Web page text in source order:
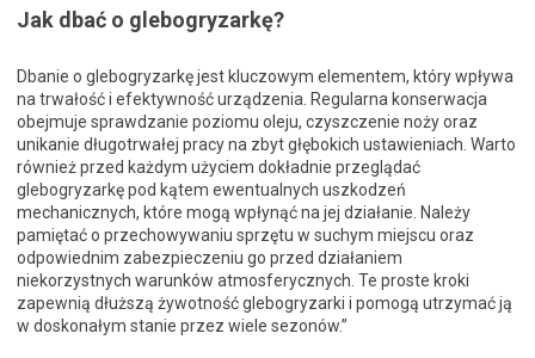
Jak dbać o glebogryzarkę?
Dbanie o glebogryzarkę jest kluczowym elementem, który wpływa
na trwałość i efektywność urządzenia. Regularna konserwacja
obejmuje sprawdzanie poziomu oleju, czyszczenie noży oraz
unikanie długotrwałej pracy na zbyt głębokich ustawieniach. Warto
również przed każdym użyciem dokładnie przeglądać
glebogryzarkę pod kątem ewentualnych uszkodzeń
mechanicznych, które mogą wpłynąć na jej działanie. Należy
pamiętać o przechowywaniu sprzętu w suchym miejscu oraz
odpowiednim zabezpieczeniu go przed działaniem
niekorzystnych warunków atmosferycznych. Te proste kroki
zapewnią dłuższą żywotność glebogryzarki i pomogą utrzymać ją
w doskonałym stanie przez wiele sezonów.”